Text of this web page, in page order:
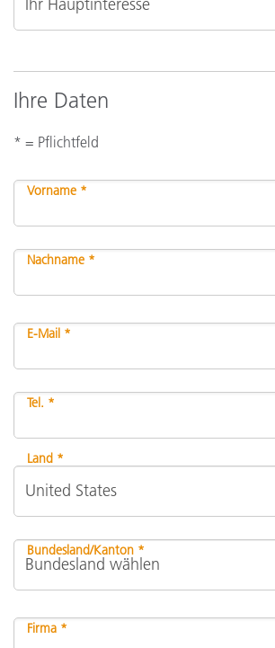
Ihre Daten
* = Pflichtfeld
Vorname *
Nachname *
E-Mail *
Tel. *
Land *
Bundesland/Kanton *
Firma *